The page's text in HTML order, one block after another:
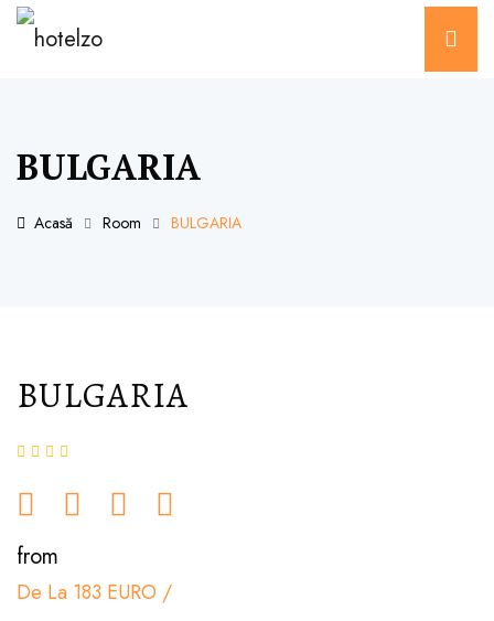
BULGARIA
Acasă Room BULGARIA
BULGARIA
from
De La 183 EURO /